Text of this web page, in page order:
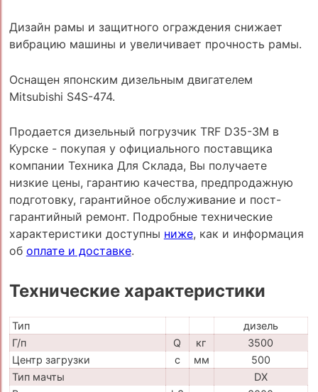
Дизайн рамы и защитного ограждения снижает
вибрацию машины и увеличивает прочность рамы.
Оснащен японским дизельным двигателем
Mitsubishi S4S-474.
Продается дизельный погрузчик TRF D35-3M в
Курске - покупая у официального поставщика
компании Техника Для Склада, Вы получаете
низкие цены, гарантию качества, предпродажную
подготовку, гарантийное обслуживание и пост-
гарантийный ремонт. Подробные технические
характеристики доступны ниже, как и информация
об оплате и доставке.
Технические характеристики
Тип
дизель
Г/п
Q кг
3500
Центр загрузки
c мм
500
Тип мачты
DX